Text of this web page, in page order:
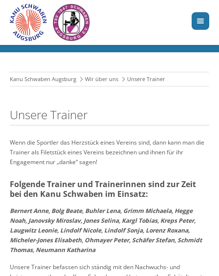
Kanu Schwaben Augsburg Wir über uns Unsere Trainer
Unsere Trainer
Wenn die Sportler das Herzstück eines Vereins sind, dann kann man die
Trainer als Filetstück eines Vereins bezeichnen und ihnen für ihr
Engagement nur „danke“ sagen!
Folgende Trainer und Trainerinnen sind zur Zeit
bei den Kanu Schwaben im Einsatz:
Bernert Anne, Bolg Beate, Buhler Lena, Grimm Michaela, Hegge
Noah, Janovsky Miroslav, Jones Selina, Kargl Tobias, Kreps Peter,
Laugwitz Leonie, Lindolf Nicole, Lindolf Sonja, Lorenz Roxana,
Micheler-Jones Elisabeth, Ohmayer Peter, Schäfer Stefan, Schmidt
Thomas, Neumann Katharina
Unsere Trainer befassen sich ständig mit den Nachwuchs- und